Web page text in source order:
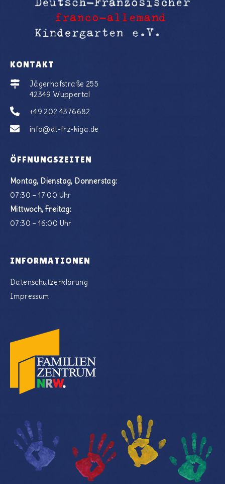
KONTAKT
Jägerhofstraße 255
42349 Wuppertal
+49 202 4376682
info@dt-frz-kiga.de
ÖFFNUNGSZEITEN
Montag, Dienstag, Donnerstag:
07:30 – 17:00 Uhr
Mittwoch, Freitag:
07:30 – 16:00 Uhr
INFORMATIONEN
Datenschutzerklärung
Impressum